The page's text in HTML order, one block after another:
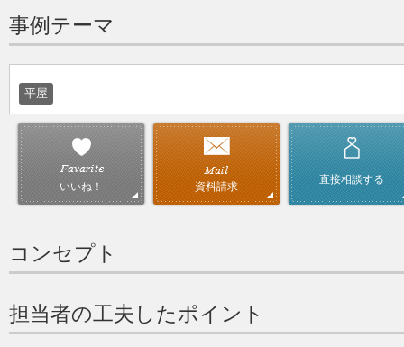
事例テーマ
平屋
いいね！ 資料請求
直接相談する
コンセプト
担当者の工夫したポイント